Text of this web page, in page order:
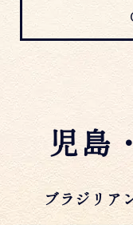
児島
ブラジリア